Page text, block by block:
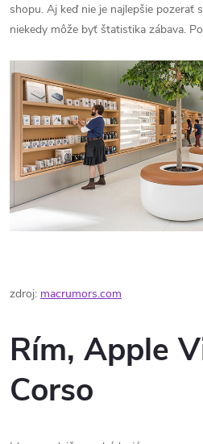
shopu. Aj keď nie je najlepšie pozerať
niekedy môže byť štatistika zábava.
zdroj: macrumors.com
Rím, Apple
Corso